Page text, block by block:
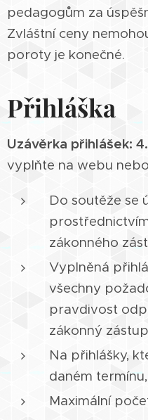
pedagogům za
Zvláštní ceny
poroty je konečné.
Přihláška
Uzávěrka přihlášek:
vyplňte na webu nebo
Do soutěže se
zákonného
Vyplněná
všechny
pravdivost
zákonný
Na přihlášky,
daném
Maximální